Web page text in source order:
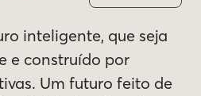
inteligente, que seja
e construído por
Um futuro feito de